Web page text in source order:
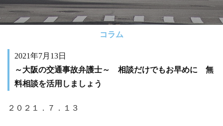
コラム
2021年7月13日
～大阪の交通事故弁護士～ 相談だけでもお早めに 無
料相談を活用しましょう
２０２１．７．１３